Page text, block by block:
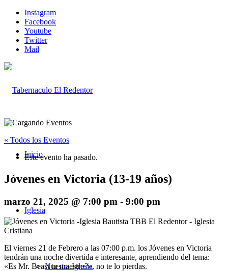
Instagram
Facebook
Youtube
Twitter
Mail
Inicio
Iglesia
Nuestra Iglesia
« Todos los Eventos
Este evento ha pasado.
Jóvenes en Victoria (13-19 años)
marzo 21, 2025 @ 7:00 pm - 9:00 pm
El viernes 21 de Febrero a las 07:00 p.m. los Jóvenes en Victoria
tendrán una noche divertida e interesante, aprendiendo del tema:
«Es Mr. Beast tu maestro?», no te lo pierdas.